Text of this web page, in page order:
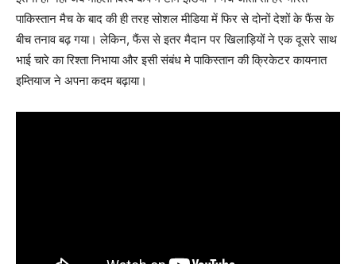
पाकिस्तान मैच के बाद की ही तरह सोशल मीडिया में फिर से दोनों देशों के फैंस के
बीच तनाव बढ़ गया। लेकिन, फैंस से इतर मैदान पर खिलाड़ियों ने एक दूसरे साथ
भाई चारे का रिश्ता निभाया और इसी संबंध मे पाकिस्तान की क्रिकेटर कायनात
इम्तियाज ने अपना कदम बढ़ाया।